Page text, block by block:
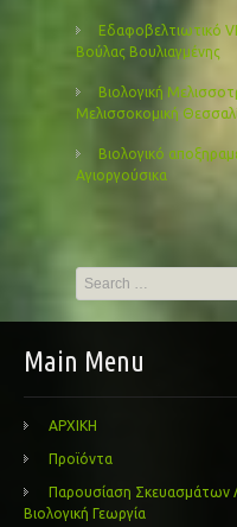
Εδαφοβελτιωτικό
Βούλας Βουλιαγμένης
Βιολογική
Μελισσοκομική
Βιολογικό
Αγιοργούσικα
Search
for:
Main Menu
ΑΡΧΙΚΗ
Προϊόντα
Παρουσίαση Σκευασμάτων
Βιολογική Γεωργία